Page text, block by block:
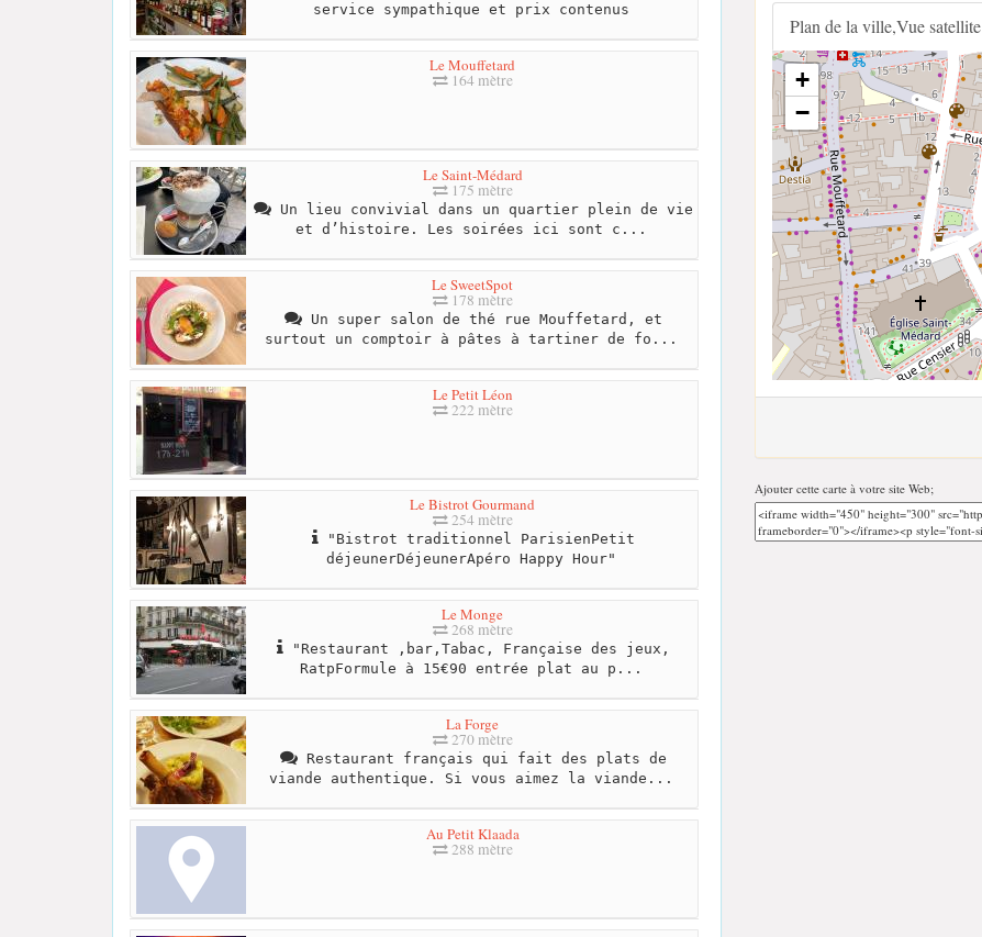
service sympathique et prix contenus
Le Mouffetard
164 mètre
Le Saint-Médard
175 mètre
Un lieu convivial dans un quartier plein de vie
et d’histoire. Les soirées ici sont c...
Le SweetSpot
178 mètre
Un super salon de thé rue Mouffetard, et
surtout un comptoir à pâtes à tartiner de fo...
Le Petit Léon
222 mètre
Le Bistrot Gourmand
254 mètre
"Bistrot traditionnel ParisienPetit
déjeunerDéjeunerApéro Happy Hour"
Le Monge
268 mètre
"Restaurant ,bar,Tabac, Française des jeux,
RatpFormule à 15€90 entrée plat au p...
La Forge
270 mètre
Restaurant français qui fait des plats de
viande authentique. Si vous aimez la viande...
Au Petit Klaada
288 mètre
Plan de la ville,Vue satellite
+
−
Ajouter cette carte à votre site Web;